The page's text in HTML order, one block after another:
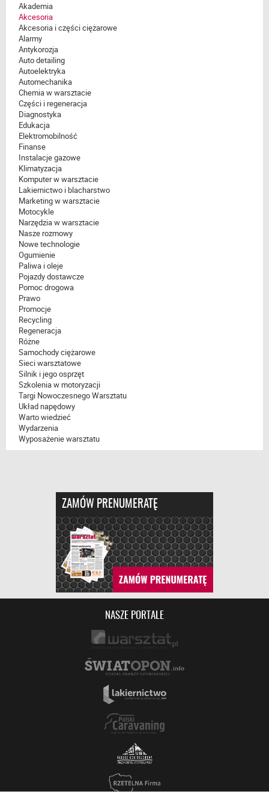
Akademia
Akcesoria
Akcesoria i części ciężarowe
Alarmy
Antykorozja
Auto detailing
Autoelektryka
Automechanika
Chemia w warsztacie
Części i regeneracja
Diagnostyka
Edukacja
Elektromobilność
Finanse
Instalacje gazowe
Klimatyzacja
Komputer w warsztacie
Lakiernictwo i blacharstwo
Marketing w warsztacie
Motocykle
Narzędzia w warsztacie
Nasze rozmowy
Nowe technologie
Ogumienie
Paliwa i oleje
Pojazdy dostawcze
Pomoc drogowa
Prawo
Promocje
Recycling
Regeneracja
Różne
Samochody ciężarowe
Sieci warsztatowe
Silnik i jego osprzęt
Szkolenia w motoryzacji
Targi Nowoczesnego Warsztatu
Układ napędowy
Warto wiedzieć
Wydarzenia
Wyposażenie warsztatu
ZAMÓW PRENUMERATĘ
NASZE PORTALE